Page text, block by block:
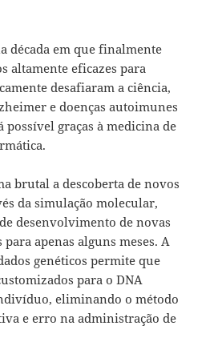
década em que finalmente
altamente eficazes para
desafiaram a ciência,
e doenças autoimunes
possível graças à medicina de
brutal a descoberta de novos
da simulação molecular,
desenvolvimento de novas
para apenas alguns meses. A
genéticos permite que
para o DNA
eliminando o método
e erro na administração de